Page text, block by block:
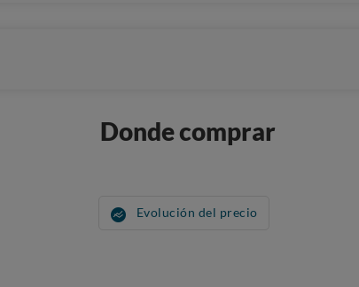
Donde comprar
Evolución del precio